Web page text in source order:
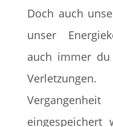
Doch auch
unser
auch immer
eingespeichert